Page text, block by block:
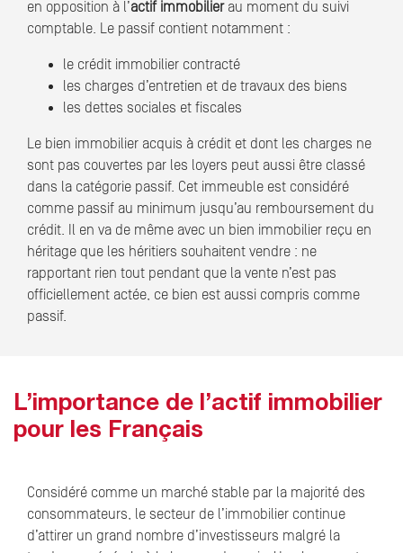
en opposition à l’actif immobilierau moment du suivi
comptable. Le passif contient notamment :
le crédit immobilier contracté
les charges d’entretien et de travaux des biens
les dettes sociales et fiscales
Le bien immobilier acquis à crédit et dont les charges ne
sont pas couvertes par les loyers peut aussi être classé
dans la catégorie passif. Cet immeuble est considéré
comme passif au minimum jusqu’au remboursement du
crédit. Il en va de même avec un bien immobilier reçu en
héritage que les héritiers souhaitent vendre : ne
rapportant rien tout pendant que la vente n’est pas
officiellement actée, ce bien est aussi compris comme
passif.
L’importance de l’actif immobilier
pour les Français
Considéré comme un marché stable par la majorité des
consommateurs, le secteur de l’immobilier continue
d’attirer un grand nombre d’investisseurs malgré la